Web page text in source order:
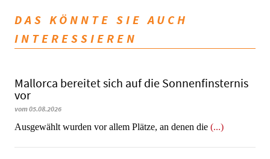
DAS KÖNNTE SIE AUCH
INTERESSIEREN
Mallorca bereitet sich auf die Sonnenfinsternis
vor
vom 05.08.2026
Ausgewählt wurden vor allem Plätze, an denen die (...)